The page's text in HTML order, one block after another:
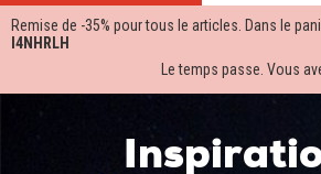
Remise de -35% pour tous le articles. Dans le
I4NHRLH
Le temps passe. Vous